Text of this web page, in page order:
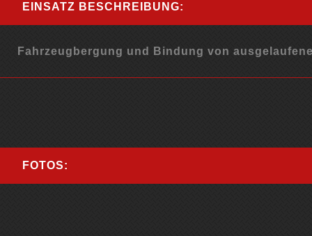
EINSATZ BESCHREIBUNG:
Fahrzeugbergung und Bindung von
FOTOS: